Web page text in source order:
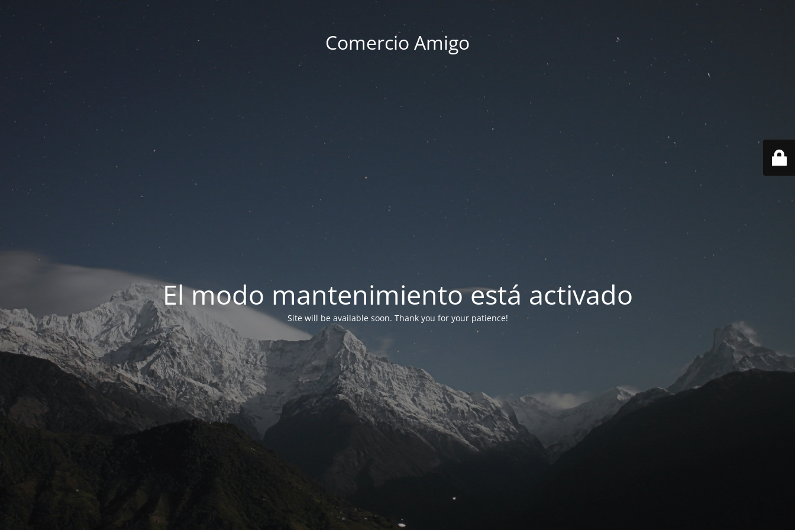
Comercio Amigo
El modo mantenimiento está activado
Site will be available soon. Thank you for your patience!